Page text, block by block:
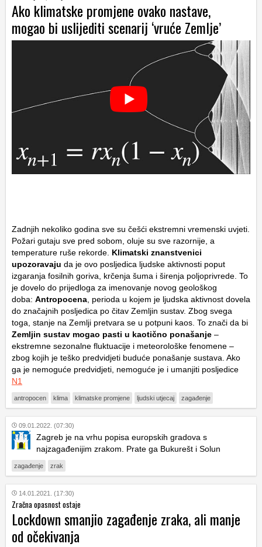
Ako klimatske promjene ovako nastave,
mogao bi uslijediti scenarij ‘vruće Zemlje’
Zadnjih nekoliko godina sve su češći ekstremni vremenski uvjeti.
Požari gutaju sve pred sobom, oluje su sve razornije, a
temperature ruše rekorde. Klimatski znanstvenici
upozoravaju da je ovo posljedica ljudske aktivnosti poput
izgaranja fosilnih goriva, krčenja šuma i širenja poljoprivrede. To
je dovelo do prijedloga za imenovanje novog geološkog
doba: Antropocena , perioda u kojem je ljudska aktivnost dovela
do značajnih posljedica po čitav Zemljin sustav. Zbog svega
toga, stanje na Zemlji pretvara se u potpuni kaos. To znači da bi
Zemljin sustav mogao pasti u kaotično ponašanje –
ekstremne sezonalne fluktuacije i meteorološke fenomene –
zbog kojih je teško predvidjeti buduće ponašanje sustava. Ako
ga je nemoguće predvidjeti, nemoguće je i umanjiti posljedice
N1
antropocen klima klimatske promjene ljudski utjecaj zagađenje
09.01.2022. (07:30)
Zagreb je na vrhu popisa europskih gradova s
najzagađenijim zrakom. Prate ga Bukurešt i Solun
zagađenje zrak
14.01.2021. (17:30)
Zračna opasnost ostaje
Lockdown smanjio zagađenje zraka, ali manje
od očekivanja